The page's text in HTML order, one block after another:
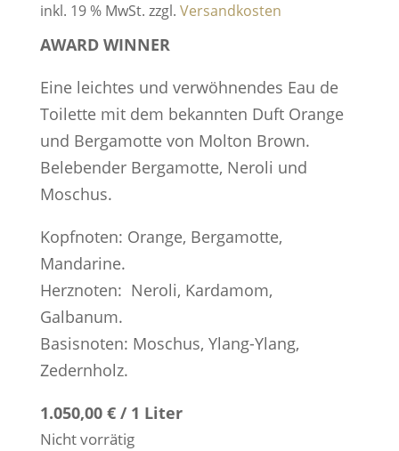
inkl. 19 % MwSt. zzgl. Versandkosten
AWARD WINNER
Eine leichtes und verwöhnendes Eau de
Toilette mit dem bekannten Duft Orange
und Bergamotte von Molton Brown.
Belebender Bergamotte, Neroli und
Moschus.
Kopfnoten: Orange, Bergamotte,
Mandarine.
Herznoten: Neroli, Kardamom,
Galbanum.
Basisnoten: Moschus, Ylang-Ylang,
Zedernholz.
1.050,00 € / 1 Liter
Nicht vorrätig